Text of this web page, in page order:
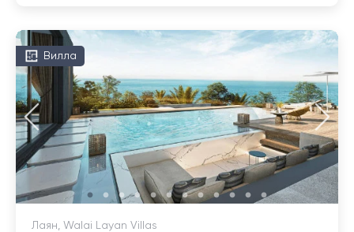
Вилла
Лаян, Walai Layan Villas